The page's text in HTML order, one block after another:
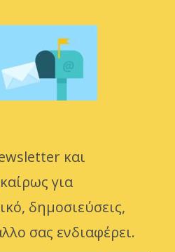
και
για
δημοσιεύσεις,
σας ενδιαφέρει.